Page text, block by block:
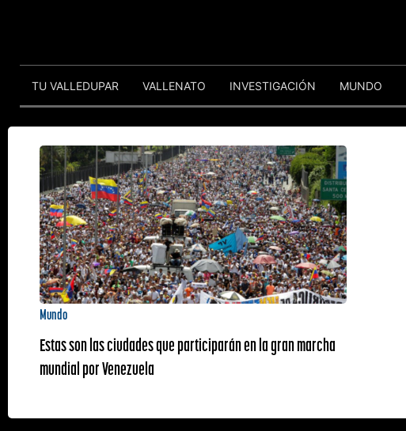
TU VALLEDUPAR VALLENATO INVESTIGACIÓN MUNDO
Mundo
Estas son las ciudades que participarán en la gran marcha
mundial por Venezuela